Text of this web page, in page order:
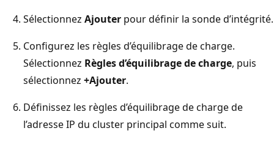
Sélectionnez Ajouter pour définir la sonde d’intégrité.
Configurez les règles d’équilibrage de charge.
Sélectionnez Règles d’équilibrage de charge, puis
sélectionnez +Ajouter.
Définissez les règles d’équilibrage de charge de
l’adresse IP du cluster principal comme suit.